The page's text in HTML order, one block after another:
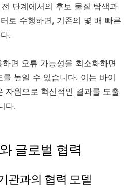
단계에서의 후보 물질 탐색과
로 수행하면, 기존의 몇 배 빠른
.
면 오류 가능성을 최소화하면
높일 수 있습니다. 이는 바이
자원으로 혁신적인 결과를 도출
다.
글로벌 협력
관과의 협력 모델